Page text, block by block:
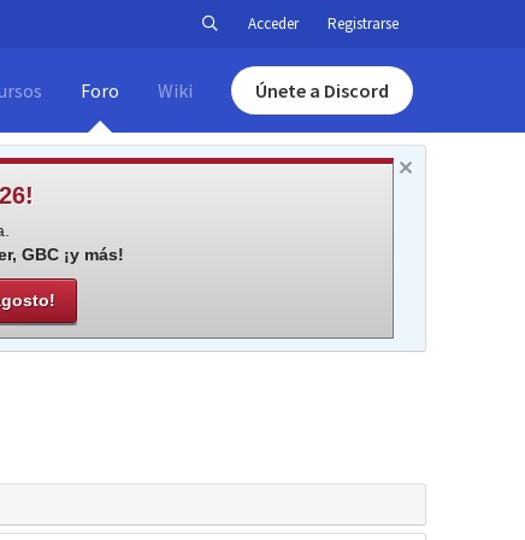
Acceder Registrarse
Foro Wiki Únete a Discord
GBC ¡y más!